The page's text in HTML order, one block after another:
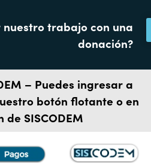
nuestro trabajo con una
donación?
– Puedes ingresar a
botón flotante o en
de SISCODEM